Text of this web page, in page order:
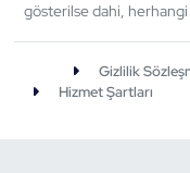
gösterilse dahi, herhangi
Gizlilik
Hizmet Şartları